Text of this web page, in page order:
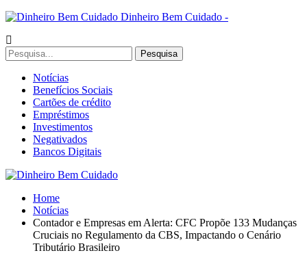
Dinheiro Bem Cuidado -
Notícias
Benefícios Sociais
Cartões de crédito
Empréstimos
Investimentos
Negativados
Bancos Digitais
Home
Notícias
Contador e Empresas em Alerta: CFC Propõe 133 Mudanças
Cruciais no Regulamento da CBS, Impactando o Cenário
Tributário Brasileiro